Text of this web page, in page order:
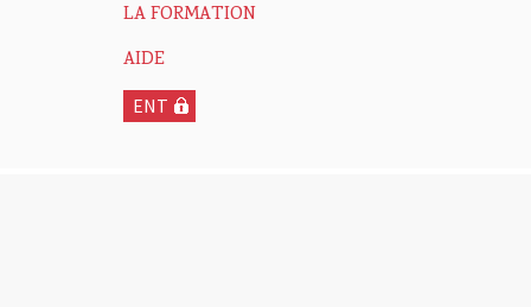
LA FORMATION
AIDE
ENT